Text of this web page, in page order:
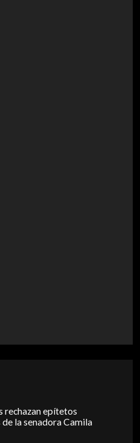
rechazan epítetos
la senadora Camila